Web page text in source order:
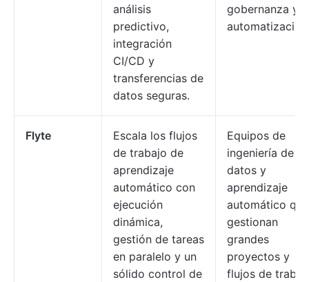
análisis
predictivo,
integración
CI/CD y
transferencias de
datos seguras.
gobernanza y
Flyte
Escala los flujos
de trabajo de
aprendizaje
automático con
ejecución
dinámica,
gestión de tareas
en paralelo y un
sólido control de
Equipos de
ingeniería de
datos y
aprendizaje
automático que
gestionan
grandes
proyectos y
flujos de